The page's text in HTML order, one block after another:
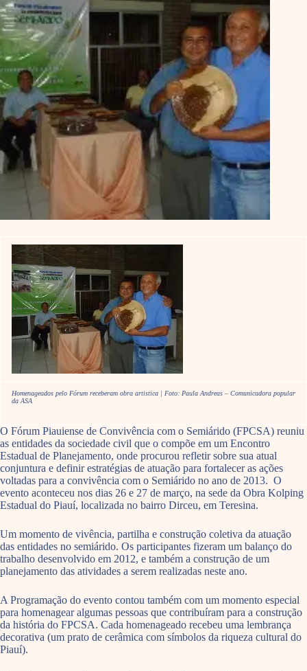
Homenageados pelo Fórum receberam obra artistica | Foto: Paula Andreas – Comunicadora popular
da ASA
O Fórum Piauiense de Convivência com o Semiárido (FPCSA) reuniu
as entidades da sociedade civil que o compõe em um Encontro
Estadual de Planejamento, onde procurou refletir sobre sua atual
conjuntura e definir estratégias de atuação para fortalecer as ações
voltadas para a convivência com o Semiárido no ano de 2013. O
evento aconteceu nos dias 26 e 27 de março, na sede da Obra Kolping
Estadual do Piauí, localizada no bairro Dirceu, em Teresina.
Um momento de vivência, partilha e construção coletiva da atuação
das entidades no semiárido. Os participantes fizeram um balanço do
trabalho desenvolvido em 2012, e também a construção de um
planejamento das atividades a serem realizadas neste ano.
A Programação do evento contou também com um momento especial
para homenagear algumas pessoas que contribuíram para a construção
da história do FPCSA. Cada homenageado recebeu uma lembrança
decorativa (um prato de cerâmica com símbolos da riqueza cultural do
Piauí).